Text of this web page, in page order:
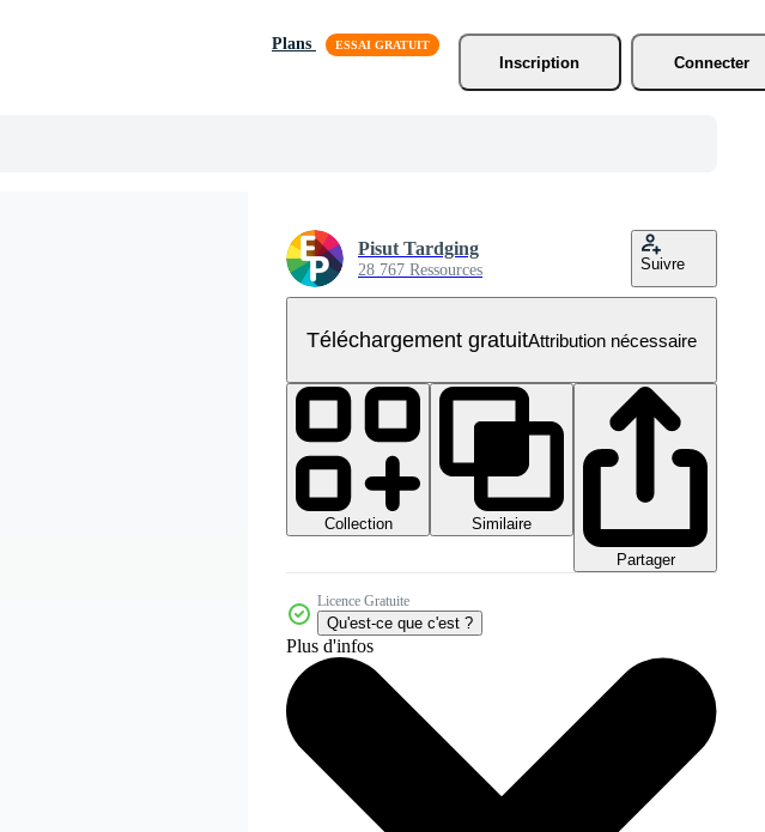
Plans
Inscription
Connecter
Pisut Tardging
28 767 Ressources Suivre
Téléchargement gratuitAttribution nécessaire
Collection
Similaire
Partager
Licence Gratuite
Qu'est-ce que c'est ?
Plus d'infos